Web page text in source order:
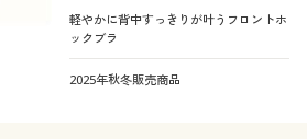
軽やかに背中すっきりが叶うフロントホ
ックブラ
2025年秋冬販売商品